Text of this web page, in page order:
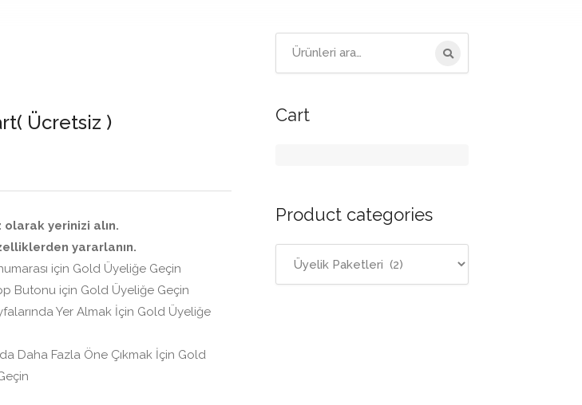
Ücretsiz )
olarak yerinizi alın.
yararlanın.
için Gold Üyeliğe Geçin
Butonu için Gold Üyeliğe Geçin
Yer Almak İçin Gold Üyeliğe
Daha Fazla Öne Çıkmak İçin Gold
Ara:
Cart
Product categories